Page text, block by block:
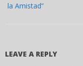
la Amistad”
LEAVE A REPLY